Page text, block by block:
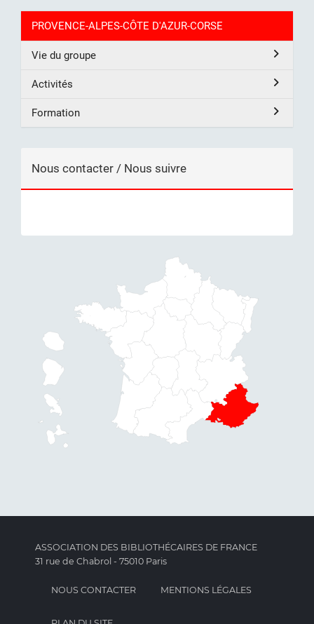
PROVENCE-ALPES-CÔTE D'AZUR-CORSE
Vie du groupe
Activités
Formation
Nous contacter / Nous suivre
ASSOCIATION DES BIBLIOTHÉCAIRES DE FRANCE
31 rue de Chabrol - 75010 Paris
NOUS CONTACTER MENTIONS LÉGALES